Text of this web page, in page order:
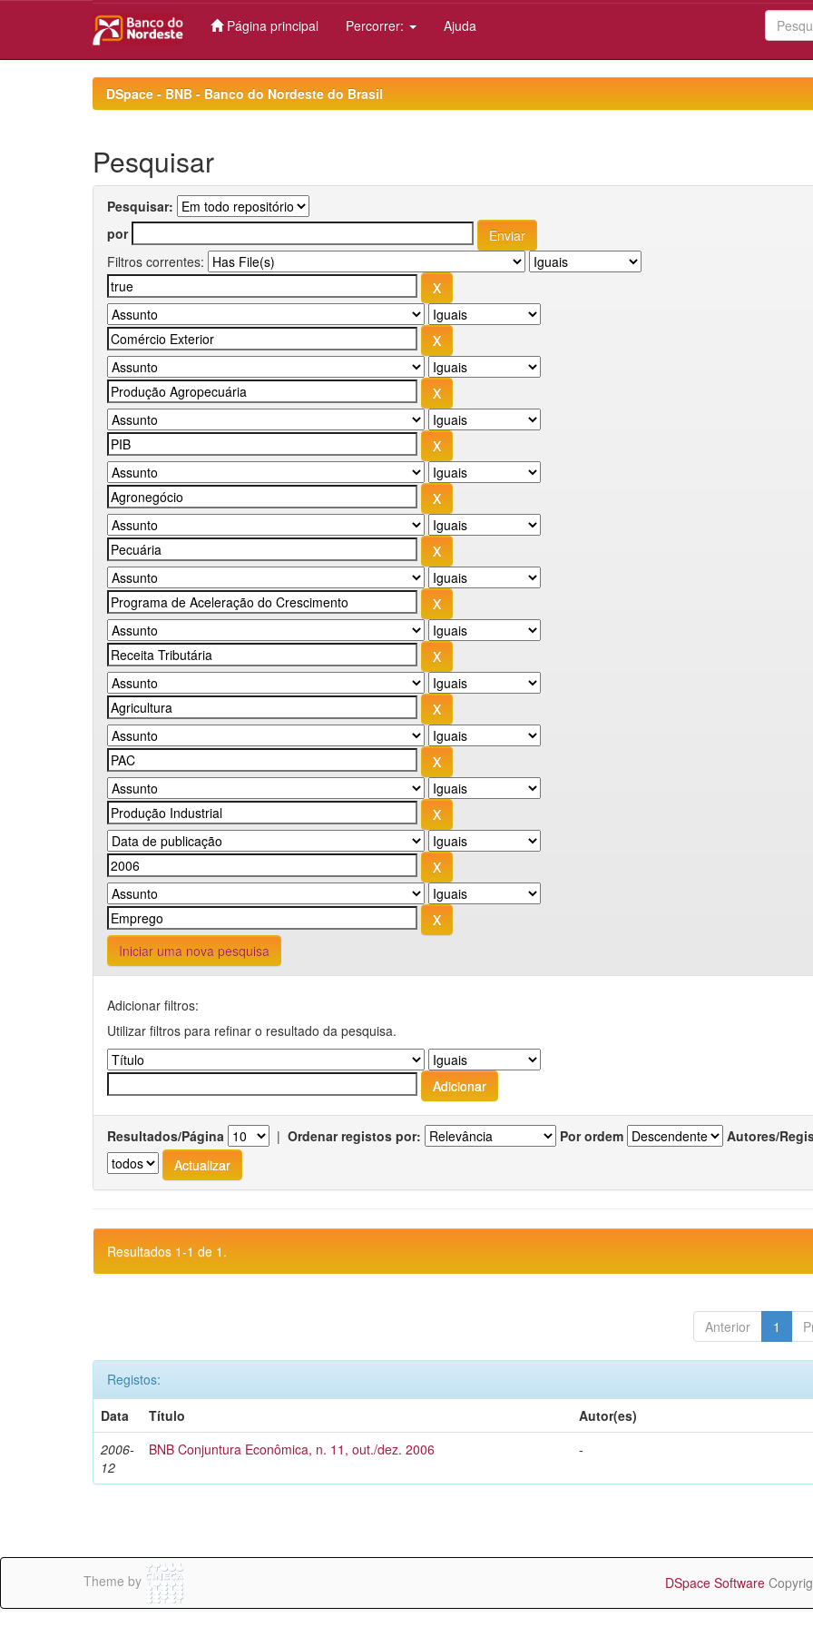
Página principal Percorrer: Ajuda
DSpace - BNB - Banco do Nordeste do Brasil
Pesquisar
Pesquisar:
por
Filtros correntes:
Iniciar uma nova pesquisa
Adicionar filtros:
Utilizar filtros para refinar o resultado da pesquisa.
Resultados/Página | Ordenar registos por: Por ordem Autores/
Resultados 1-1 de 1.
Anterior 1
Registos:
Data
Título
Autor(es)
2006-
12
BNB Conjuntura Econômica, n. 11, out./dez. 2006 -
Theme by DSpace Software